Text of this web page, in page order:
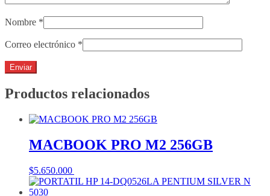
Nombre *
Correo electrónico *
Productos relacionados
MACBOOK PRO M2 256GB
$5.650.000